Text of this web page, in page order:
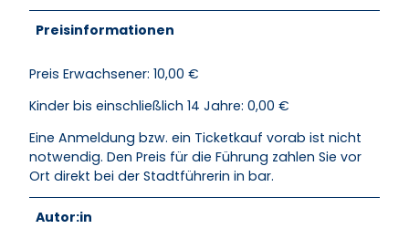
Preisinformationen
Preis Erwachsener: 10,00 €
Kinder bis einschließlich 14 Jahre: 0,00 €
Eine Anmeldung bzw. ein Ticketkauf vorab ist nicht
notwendig. Den Preis für die Führung zahlen Sie vor
Ort direkt bei der Stadtführerin in bar.
Autor:in